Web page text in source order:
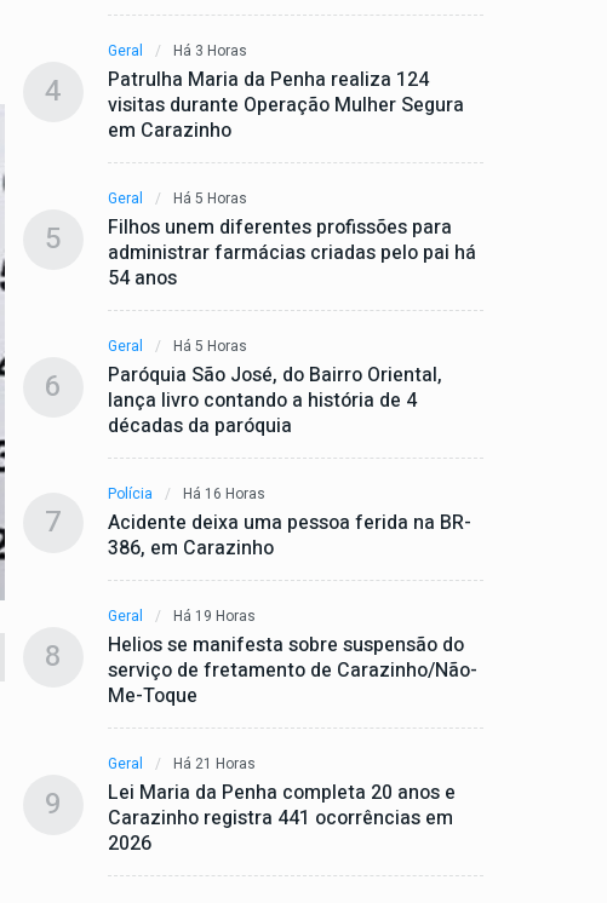
4
Geral Há 3 Horas
Patrulha Maria da Penha realiza 124
visitas durante Operação Mulher Segura
em Carazinho
5
Geral Há 5 Horas
Filhos unem diferentes profissões para
administrar farmácias criadas pelo pai há
54 anos
6
Geral Há 5 Horas
Paróquia São José, do Bairro Oriental,
lança livro contando a história de 4
décadas da paróquia
7
Polícia Há 16 Horas
Acidente deixa uma pessoa ferida na BR-
386, em Carazinho
8
Geral Há 19 Horas
Helios se manifesta sobre suspensão do
serviço de fretamento de Carazinho/Não-
Me-Toque
9
Geral Há 21 Horas
Lei Maria da Penha completa 20 anos e
Carazinho registra 441 ocorrências em
2026